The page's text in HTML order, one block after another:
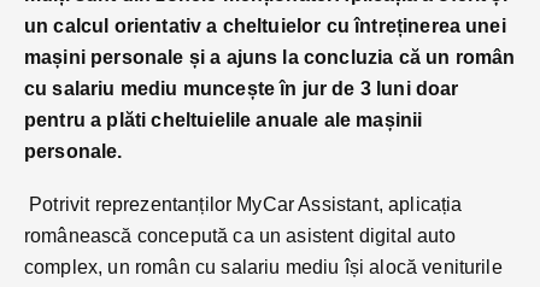
un calcul orientativ a cheltuielor cu întreținerea unei
mașini personale și a ajuns la concluzia că un român
cu salariu mediu muncește în jur de 3 luni doar
pentru a plăti cheltuielile anuale ale mașinii
personale.
Potrivit reprezentanților MyCar Assistant, aplicația
românească concepută ca un asistent digital auto
complex, un român cu salariu mediu își alocă veniturile